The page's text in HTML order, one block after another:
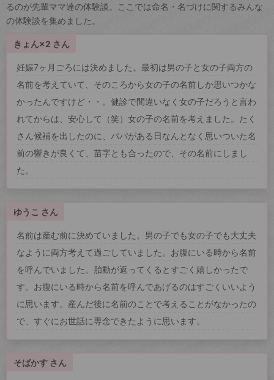
るのが先輩ママ達の体験談。ここでは命名・名づけに関するみんな
の体験談を集めました。
きょん×2 さん
妊娠7ヶ月ごろには決めました。最初は男の子と女の子両方の
名前を考えていて、そのころから女の子の名前しか思いつかな
かったんですけど・・。健診で間違いなく女の子だろうと言わ
れてからは、安心して（笑）女の子の名前を考えました。たく
さん候補を出したのに、パパがある日なんとなく思いついた名
前の響きが良くて、苗字とも合ったので、その名前にしまし
た。
ゆうこ さん
名前は産む前に決めていました。男の子でも女の子でも大丈夫
なように両方考えて過ごしていました。お腹にいる時から名前
を呼んでいました。胎動が返ってくるとすごく嬉しかったで
す。お腹にいる時から名前を呼んであげるのはすごくいいよう
に思います。産んだ後に名前のことで考えることがなかったの
で、すぐにお世話に専念できたように思います。
そばかす さん